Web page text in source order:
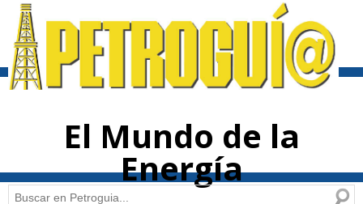
contenido
El Mundo de la
Energía
Buscar